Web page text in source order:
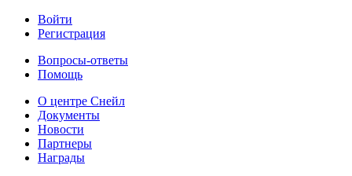
Войти
Регистрация
Вопросы-ответы
Помощь
О центре Снейл
Документы
Новости
Партнеры
Награды